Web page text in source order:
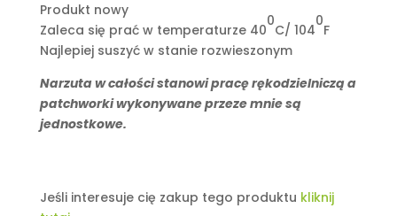
Produkt nowy
Zaleca się prać w temperaturze 40
0
C/ 104
0
F
Najlepiej suszyć w stanie rozwieszonym
Narzuta w całości stanowi pracę rękodzielniczą a
patchworki wykonywane przeze mnie są
jednostkowe.
Jeśli interesuje cię zakup tego produktu kliknij